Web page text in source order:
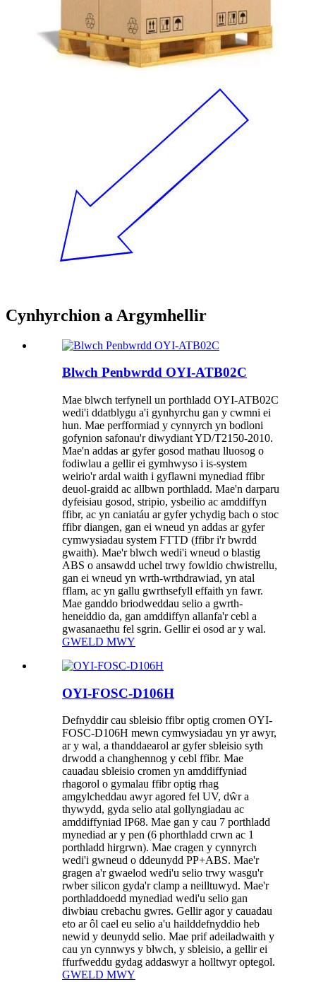
Cynhyrchion a Argymhellir
Blwch Penbwrdd OYI-ATB02C
Mae blwch terfynell un porthladd OYI-ATB02C
wedi'i ddatblygu a'i gynhyrchu gan y cwmni ei
hun. Mae perfformiad y cynnyrch yn bodloni
gofynion safonau'r diwydiant YD/T2150-2010.
Mae'n addas ar gyfer gosod mathau lluosog o
fodiwlau a gellir ei gymhwyso i is-system
weirio'r ardal waith i gyflawni mynediad ffibr
deuol-graidd ac allbwn porthladd. Mae'n darparu
dyfeisiau gosod, stripio, ysbeilio ac amddiffyn
ffibr, ac yn caniatáu ar gyfer ychydig bach o stoc
ffibr diangen, gan ei wneud yn addas ar gyfer
cymwysiadau system FTTD (ffibr i'r bwrdd
gwaith). Mae'r blwch wedi'i wneud o blastig
ABS o ansawdd uchel trwy fowldio chwistrellu,
gan ei wneud yn wrth-wrthdrawiad, yn atal
fflam, ac yn gallu gwrthsefyll effaith yn fawr.
Mae ganddo briodweddau selio a gwrth-
heneiddio da, gan amddiffyn allanfa'r cebl a
gwasanaethu fel sgrin. Gellir ei osod ar y wal.
GWELD MWY
OYI-FOSC-D106H
Defnyddir cau sbleisio ffibr optig cromen OYI-
FOSC-D106H mewn cymwysiadau yn yr awyr,
ar y wal, a thanddaearol ar gyfer sbleisio syth
drwodd a changhennog y cebl ffibr. Mae
cauadau sbleisio cromen yn amddiffyniad
rhagorol o gymalau ffibr optig rhag
amgylcheddau awyr agored fel UV, dŵr a
thywydd, gyda selio atal gollyngiadau ac
amddiffyniad IP68. Mae gan y cau 7 porthladd
mynediad ar y pen (6 phorthladd crwn ac 1
porthladd hirgrwn). Mae cragen y cynnyrch
wedi'i gwneud o ddeunydd PP+ABS. Mae'r
gragen a'r gwaelod wedi'u selio trwy wasgu'r
rwber silicon gyda'r clamp a neilltuwyd. Mae'r
porthladdoedd mynediad wedi'u selio gan
diwbiau crebachu gwres. Gellir agor y cauadau
eto ar ôl cael eu selio a'u hailddefnyddio heb
newid y deunydd selio. Mae prif adeiladwaith y
cau yn cynnwys y blwch, y sbleisio, a gellir ei
ffurfweddu gydag addaswyr a holltwyr optegol.
GWELD MWY